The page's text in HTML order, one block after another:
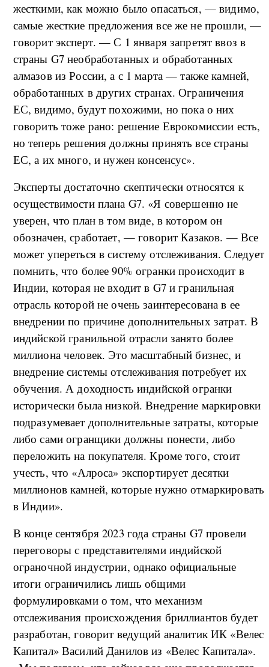
жесткими, как можно было опасаться, — видимо,
самые жесткие предложения все же не прошли, —
говорит эксперт. — С 1 января запретят ввоз в
страны G7 необработанных и обработанных
алмазов из России, а с 1 марта — также камней,
обработанных в других странах. Ограничения
ЕС, видимо, будут похожими, но пока о них
говорить тоже рано: решение Еврокомиссии есть,
но теперь решения должны принять все страны
ЕС, а их много, и нужен консенсус».
Эксперты достаточно скептически относятся к
осуществимости плана G7. «Я совершенно не
уверен, что план в том виде, в котором он
обозначен, сработает, — говорит Казаков. — Все
может упереться в систему отслеживания. Следует
помнить, что более 90% огранки происходит в
Индии, которая не входит в G7 и гранильная
отрасль которой не очень заинтересована в ее
внедрении по причине дополнительных затрат. В
индийской гранильной отрасли занято более
миллиона человек. Это масштабный бизнес, и
внедрение системы отслеживания потребует их
обучения. А доходность индийской огранки
исторически была низкой. Внедрение маркировки
подразумевает дополнительные затраты, которые
либо сами огранщики должны понести, либо
переложить на покупателя. Кроме того, стоит
учесть, что «Алроса» экспортирует десятки
миллионов камней, которые нужно отмаркировать
в Индии».
В конце сентября 2023 года страны G7 провели
переговоры с представителями индийской
ограночной индустрии, однако официальные
итоги ограничились лишь общими
формулировками о том, что механизм
отслеживания происхождения бриллиантов будет
разработан, говорит ведущий аналитик ИК «Велес
Капитал» Василий Данилов из «Велес Капитала».